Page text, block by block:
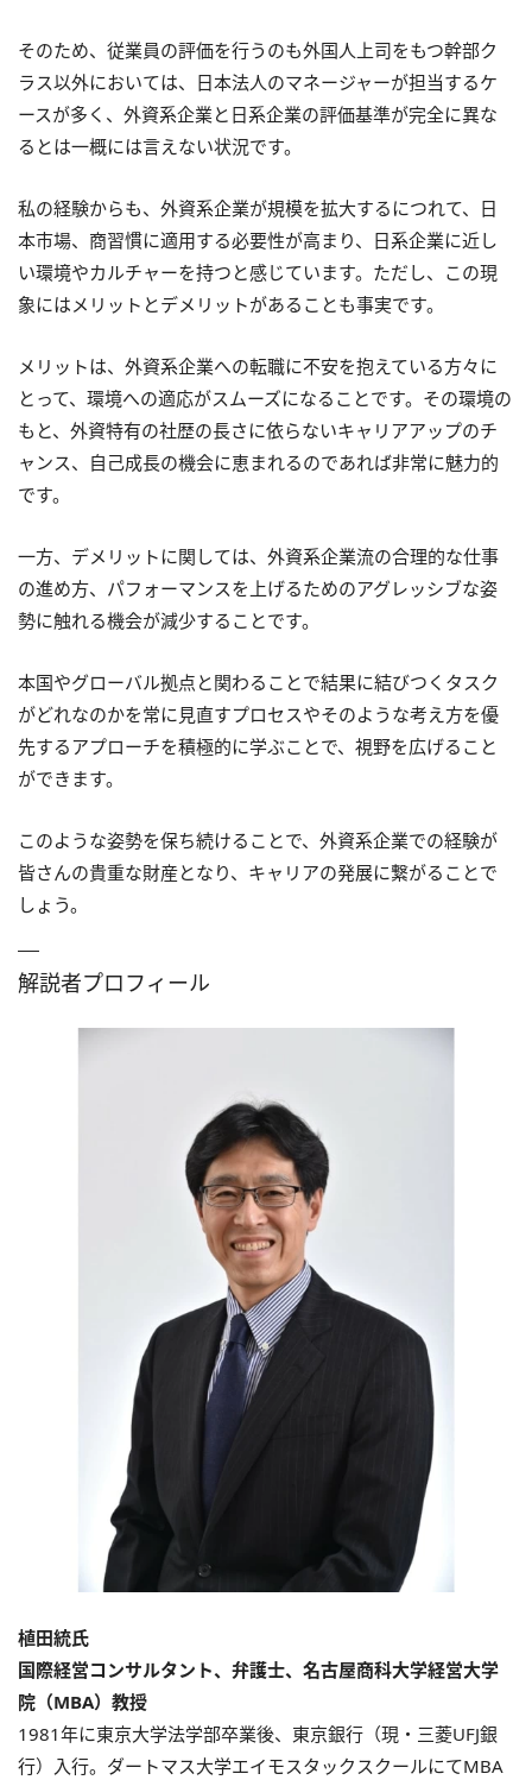
そのため、従業員の評価を行うのも外国人上司をもつ幹部ク
ラス以外においては、日本法人のマネージャーが担当するケ
ースが多く、外資系企業と日系企業の評価基準が完全に異な
るとは一概には言えない状況です。
私の経験からも、外資系企業が規模を拡大するにつれて、日
本市場、商習慣に適用する必要性が高まり、日系企業に近し
い環境やカルチャーを持つと感じています。ただし、この現
象にはメリットとデメリットがあることも事実です。
メリットは、外資系企業への転職に不安を抱えている方々に
とって、環境への適応がスムーズになることです。その環境の
もと、外資特有の社歴の長さに依らないキャリアアップのチ
ャンス、自己成長の機会に恵まれるのであれば非常に魅力的
です。
一方、デメリットに関しては、外資系企業流の合理的な仕事
の進め方、パフォーマンスを上げるためのアグレッシブな姿
勢に触れる機会が減少することです。
本国やグローバル拠点と関わることで結果に結びつくタスク
がどれなのかを常に見直すプロセスやそのような考え方を優
先するアプローチを積極的に学ぶことで、視野を広げること
ができます。
このような姿勢を保ち続けることで、外資系企業での経験が
皆さんの貴重な財産となり、キャリアの発展に繋がることで
しょう。
解説者プロフィール
植田統氏
国際経営コンサルタント、弁護士、名古屋商科大学経営大学
院（MBA）教授
1981年に東京大学法学部卒業後、東京銀行（現・三菱UFJ銀
行）入行。ダートマス大学エイモスタックスクールにてMBA